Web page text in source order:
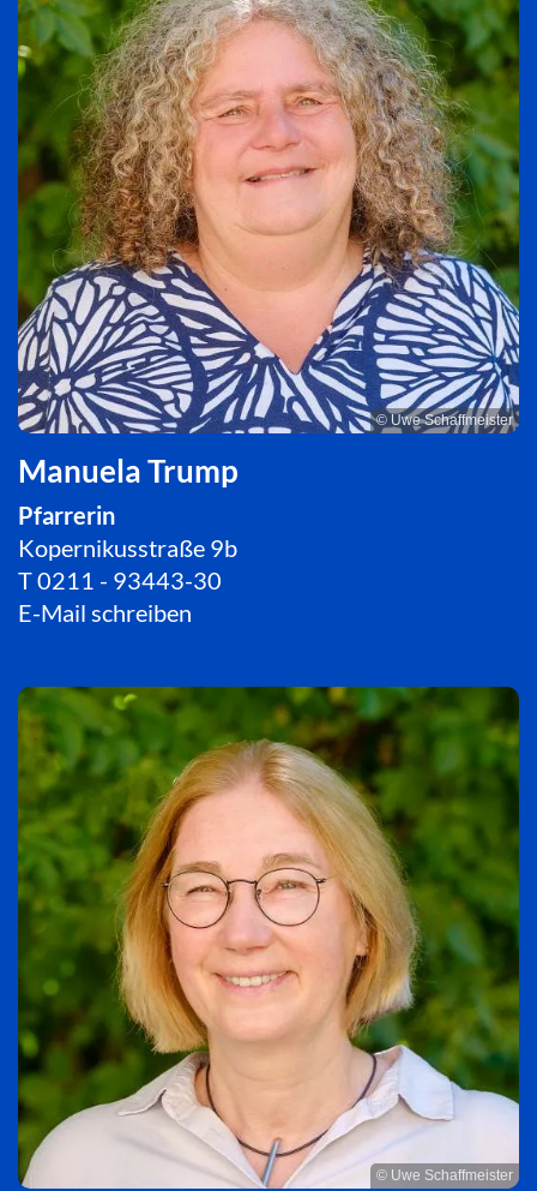
© Uwe Schaffmeister
Manuela Trump
Pfarrerin
Kopernikusstraße 9b
T0211 - 93443-30
E-Mail schreiben
© Uwe Schaffmeister